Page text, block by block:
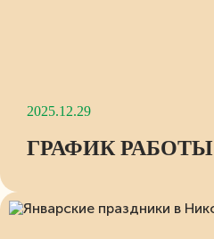
2025.12.29
ГРАФИК РАБОТЫ